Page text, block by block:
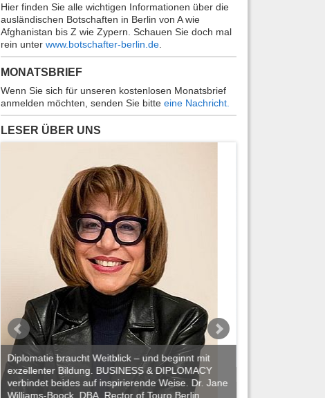
Hier finden Sie alle wichtigen Informationen über die
ausländischen Botschaften in Berlin von A wie
Afghanistan bis Z wie Zypern. Schauen Sie doch mal
rein unter www.botschafter-berlin.de.
MONATSBRIEF
Wenn Sie sich für unseren kostenlosen Monatsbrief
anmelden möchten, senden Sie bitte eine Nachricht.
LESER ÜBER UNS
Diplomatie braucht Weitblick – und beginnt mit
exzellenter Bildung. BUSINESS & DIPLOMACY
verbindet beides auf inspirierende Weise. Dr. Jane
Williams-Boock, DBA, Rector of Touro Berlin